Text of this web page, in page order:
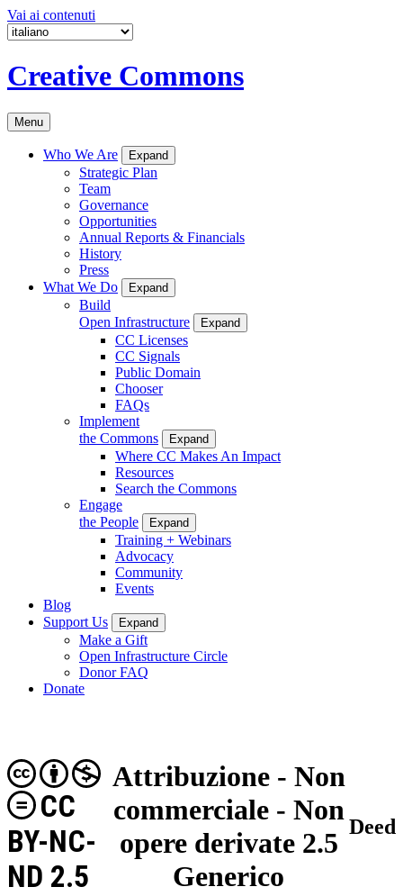
Vai ai contenuti
Creative Commons
Menu
Who We Are Expand
Strategic Plan
Team
Governance
Opportunities
Annual Reports & Financials
History
Press
What We Do
Expand
Build
Open Infrastructure
Expand
CC Licenses
CC Signals
Public Domain
Chooser
FAQs
Implement
the Commons
Expand
Where CC Makes An Impact
Resources
Search the Commons
Engage
the People
Expand
Training + Webinars
Advocacy
Community
Events
Blog
Support Us
Expand
Make a Gift
Open Infrastructure Circle
Donor FAQ
Donate
Attribuzione - Non
commerciale - Non
opere derivate 2.5
Generico
CC
BY-NC-
ND 2.5
Deed